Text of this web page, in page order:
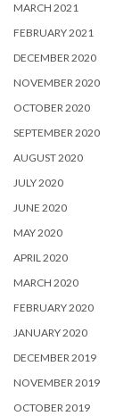
MARCH 2021
FEBRUARY 2021
DECEMBER 2020
NOVEMBER 2020
OCTOBER 2020
SEPTEMBER 2020
AUGUST 2020
JULY 2020
JUNE 2020
MAY 2020
APRIL 2020
MARCH 2020
FEBRUARY 2020
JANUARY 2020
DECEMBER 2019
NOVEMBER 2019
OCTOBER 2019